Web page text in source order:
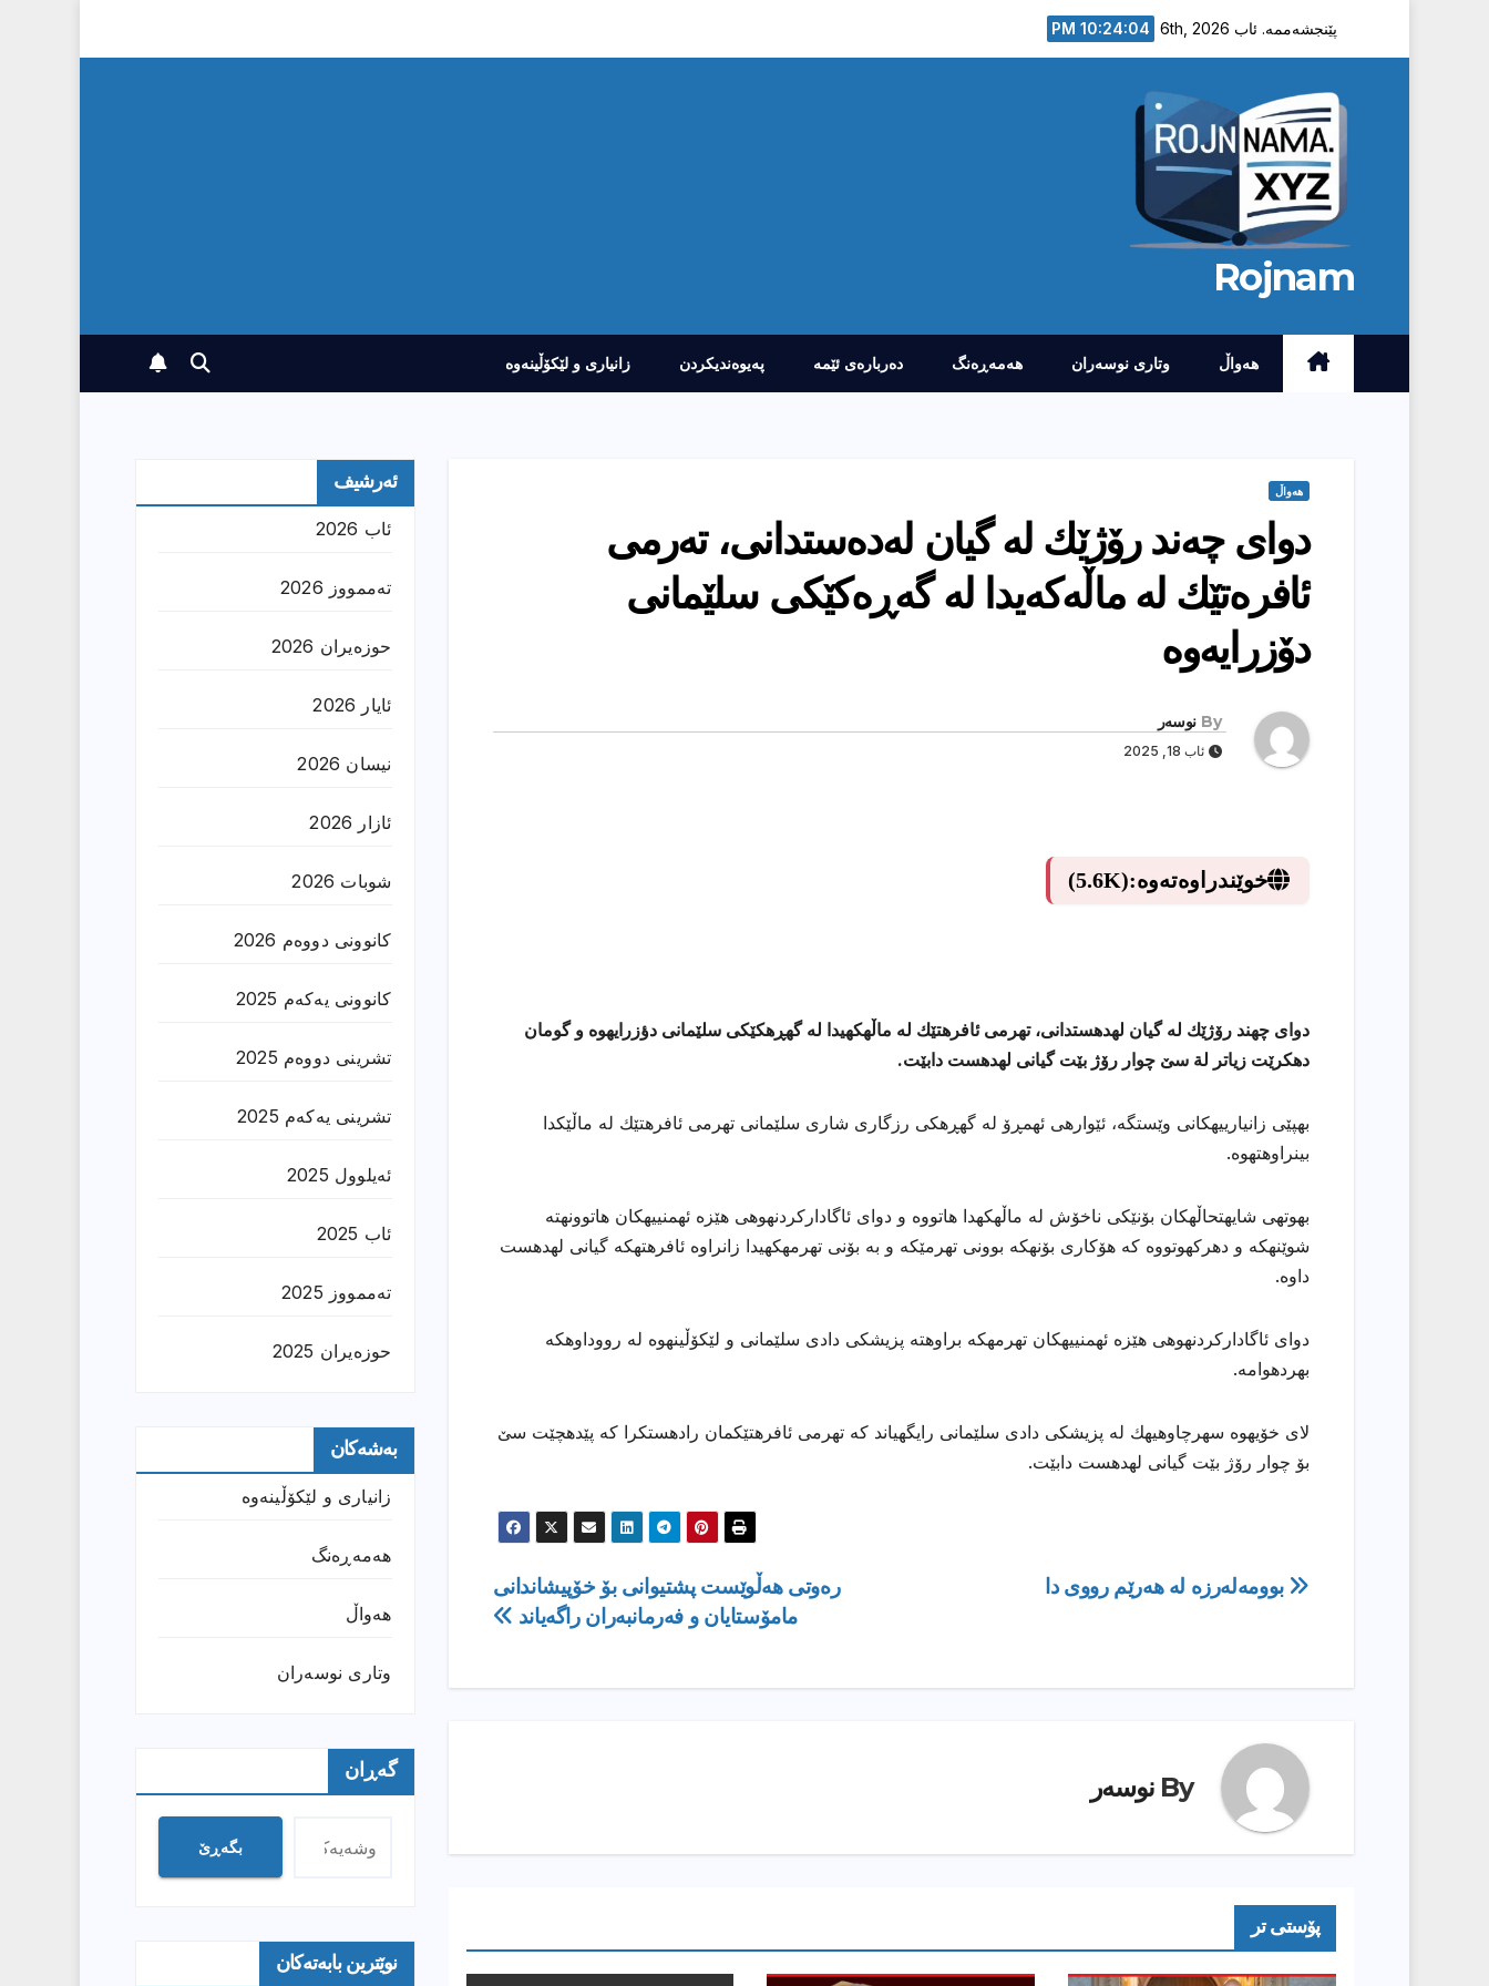
پێنجشەممە. ئاب 6th, 2026 10:24:05 PM
Rojnam
هەواڵ وتارى نوسەران هەمەڕەنگ دەربارەى ئێمە پەیوەندیکردن زانیارى و لێکۆڵینەوە
هەواڵ
دوای‌ چه‌ند رۆژێك له‌ گیان له‌ده‌ستدانی‌، ته‌رمی
ئافره‌تێك له‌ ماڵه‌كه‌یدا له‌ گه‌ڕه‌كێكی‌ سلێمانی‌
دۆزرایه‌وه‌
By نوسەر
ئاب 18, 2025
خوێندراوەتەوە:(5.6K)
دوای چهند رۆژێك له گیان لهدهستدانی، تهرمی ئافرهتێك له ماڵهكهیدا له گهڕهكێكی سلێمانی دؤزرايهوه و گومان
دهكرێت زياتر لة سێ چوار رۆژ بێت گیانی لهدهست دابێت.
بهپێی زانیارییهكانی وێستگه، ئێوارهی ئهمڕۆ له گهڕهكی رزگاری شاری سلێمانی تهرمی ئافرهتێك له ماڵێكدا
بینراوهتهوه.
بهوتهی شایهتحاڵهكان بۆنێكی ناخۆش له ماڵهكهدا هاتووه و دوای ئاگاداركردنهوهی هێزه ئهمنییهكان هاتوونهته
شوێنهكه و دهركهوتووه كه هۆكاری بۆنهكه بوونی تهرمێكه و به بۆنی تهرمهكهیدا زانراوه ئافرهتهكه گیانی لهدهست
داوه.
دوای ئاگاداركردنهوهی هێزه ئهمنییهكان تهرمهكه براوهته پزیشكی دادی سلێمانی و لێكۆڵینهوه له رووداوهكه
بهردهوامه.
لای خۆیهوه سهرچاوهیهك له پزیشكی دادی سلێمانی رایگهیاند كه تهرمی ئافرهتێكمان رادهستكرا كه پێدهچێت سێ
بۆ چوار رۆژ بێت گیانی لهدهست دابێت.
ڕێدۆزیی
ره‌وتی هه‌ڵوێست پشتیوانی بۆ خۆپیشاندانی
مامۆستایان و فه‌رمانبه‌ران راگه‌یاند
بوومەلەرزە لە هه‌رێم رووی دا
By نوسەر
پۆستى تر
ئەرشیف
ئاب 2026
تەممووز 2026
حوزه‌یران 2026
ئایار 2026
نیسان 2026
ئازار 2026
شوبات 2026
کانوونی دووەم 2026
کانوونی یەکەم 2025
تشرینی دووەم 2025
تشرینی یەکەم 2025
ئەیلوول 2025
ئاب 2025
تەممووز 2025
حوزه‌یران 2025
بەشەکان
زانیارى و لێکۆڵینەوە
هەمەڕەنگ
هەواڵ
وتارى نوسەران
گەڕان
بگەڕێ
نوێترین بابەتەکان